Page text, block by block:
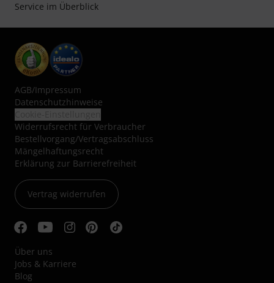
Service im Überblick
AGB/Impressum
Datenschutzhinweise
Widerrufsrecht für Verbraucher
Bestellvorgang/Vertragsabschluss
Mängelhaftungsrecht
Erklärung zur Barrierefreiheit
Vertrag widerrufen
Über uns
Jobs & Karriere
Blog